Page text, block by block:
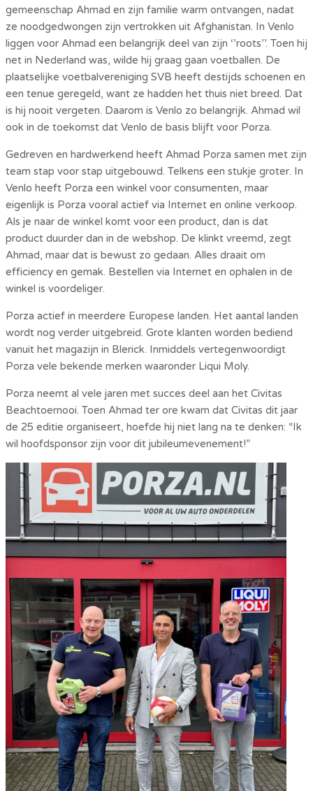
gemeenschap Ahmad en zijn familie warm ontvangen, nadat
ze noodgedwongen zijn vertrokken uit Afghanistan. In Venlo
liggen voor Ahmad een belangrijk deel van zijn ‘’roots’’. Toen hij
net in Nederland was, wilde hij graag gaan voetballen. De
plaatselijke voetbalvereniging SVB heeft destijds schoenen en
een tenue geregeld, want ze hadden het thuis niet breed. Dat
is hij nooit vergeten. Daarom is Venlo zo belangrijk. Ahmad wil
ook in de toekomst dat Venlo de basis blijft voor Porza.
Gedreven en hardwerkend heeft Ahmad Porza samen met zijn
team stap voor stap uitgebouwd. Telkens een stukje groter. In
Venlo heeft Porza een winkel voor consumenten, maar
eigenlijk is Porza vooral actief via Internet en online verkoop.
Als je naar de winkel komt voor een product, dan is dat
product duurder dan in de webshop. De klinkt vreemd, zegt
Ahmad, maar dat is bewust zo gedaan. Alles draait om
efficiency en gemak. Bestellen via Internet en ophalen in de
winkel is voordeliger.
Porza actief in meerdere Europese landen. Het aantal landen
wordt nog verder uitgebreid. Grote klanten worden bediend
vanuit het magazijn in Blerick. Inmiddels vertegenwoordigt
Porza vele bekende merken waaronder Liqui Moly.
Porza neemt al vele jaren met succes deel aan het Civitas
Beachtoernooi. Toen Ahmad ter ore kwam dat Civitas dit jaar
de 25 editie organiseert, hoefde hij niet lang na te denken: “Ik
wil hoofdsponsor zijn voor dit jubileumevenement!”